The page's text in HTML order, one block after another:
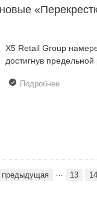
X5 Retail Group
достигнув
Подробнеео В Санкт-
предыдущая … 13 14